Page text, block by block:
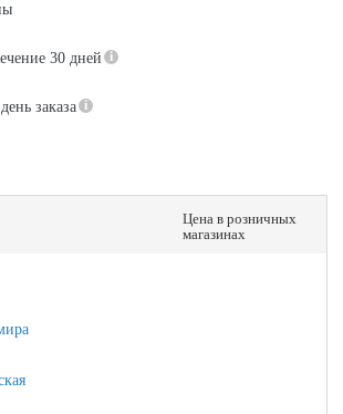
30 дней
заказа
Цена в розничных
магазинах